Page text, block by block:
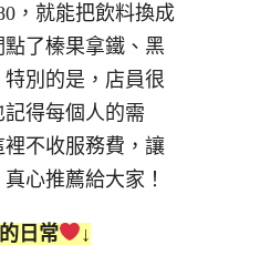
，就能把飲料換成
了榛果拿鐵、黑
別的是，店員很
得每個人的需
不收服務費，讓
心推薦給大家！
日常 ↓